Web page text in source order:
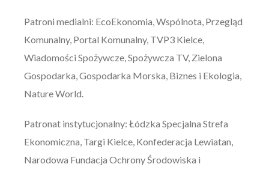
Patroni medialni: EcoEkonomia, Wspólnota, Przegląd
Komunalny, Portal Komunalny, TVP3 Kielce,
Wiadomości Spożywcze, Spożywcza TV, Zielona
Gospodarka, Gospodarka Morska, Biznes i Ekologia,
Nature World.
Patronat instytucjonalny: Łódzka Specjalna Strefa
Ekonomiczna, Targi Kielce, Konfederacja Lewiatan,
Narodowa Fundacja Ochrony Środowiska i